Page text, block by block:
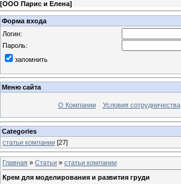
[ООО Парис и Елена]
Форма входа
Логин:
Пароль:
запомнить
Меню сайта
О Компании Условия сотрудничества
Categories
статьи компании [27]
Главная » Статьи » статьи компании
Крем для моделирования и развития груди